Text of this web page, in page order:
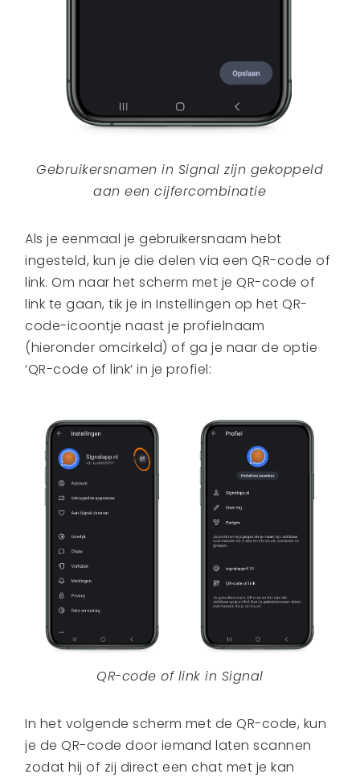
Gebruikersnamen in Signal zijn gekoppeld
aan een cijfercombinatie
Als je eenmaal je gebruikersnaam hebt
ingesteld, kun je die delen via een QR-code of
link. Om naar het scherm met je QR-code of
link te gaan, tik je in Instellingen op het QR-
code-icoontje naast je profielnaam
(hieronder omcirkeld) of ga je naar de optie
‘QR-code of link’ in je profiel:
QR-code of link in Signal
In het volgende scherm met de QR-code, kun
je de QR-code door iemand laten scannen
zodat hij of zij direct een chat met je kan